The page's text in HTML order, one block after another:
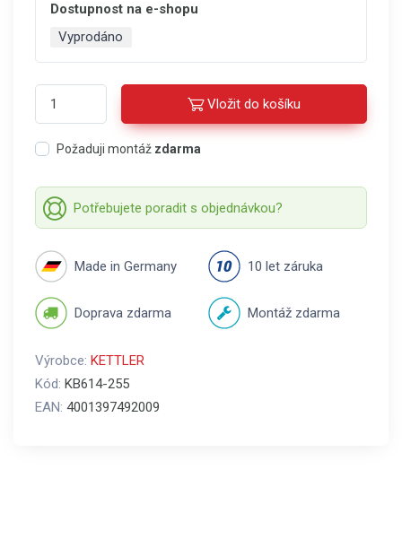
Dostupnost na e-shopu
Vyprodáno
Vložit do košíku
Požaduji montáž zdarma
Potřebujete poradit s objednávkou?
Made in Germany 10 let záruka
Doprava zdarma Montáž zdarma
Výrobce: KETTLER
Kód: KB614-255
EAN: 4001397492009